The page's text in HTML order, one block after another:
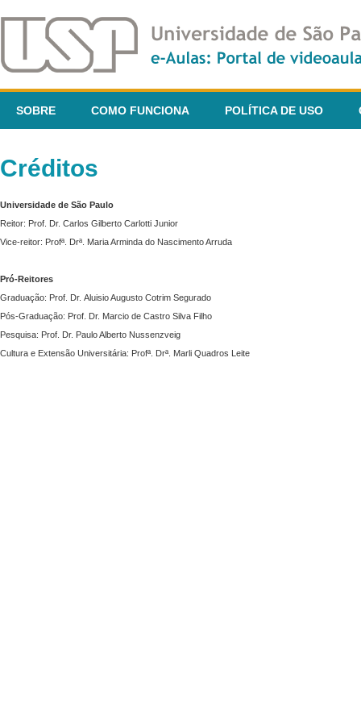
SOBRE COMO FUNCIONA POLÍTICA DE USO
Créditos
Universidade de São Paulo
Reitor: Prof. Dr. Carlos Gilberto Carlotti Junior
Vice-reitor: Profª. Drª. Maria Arminda do Nascimento Arruda
Pró-Reitores
Graduação: Prof. Dr. Aluisio Augusto Cotrim Segurado
Pós-Graduação: Prof. Dr. Marcio de Castro Silva Filho
Pesquisa: Prof. Dr. Paulo Alberto Nussenzveig
Cultura e Extensão Universitária: Profª. Drª. Marli Quadros Leite